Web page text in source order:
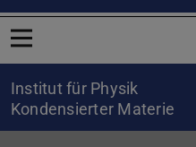
Menü öffnen
Institut für Physik
Kondensierter Materie